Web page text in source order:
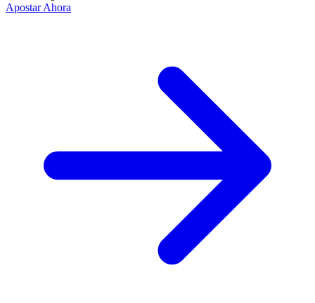
Apostar Ahora